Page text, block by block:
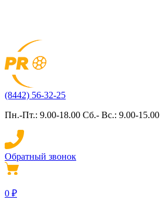
(8442) 56-32-25
Пн.-Пт.: 9.00-18.00 Сб.- Вс.: 9.00-15.00
Обратный звонок
0 ₽